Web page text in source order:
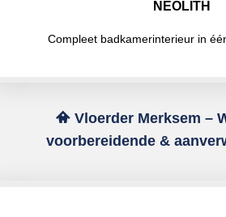
NEOLITH
Compleet badkamerinterieur in
Vloerder Merksem –
voorbereidende &